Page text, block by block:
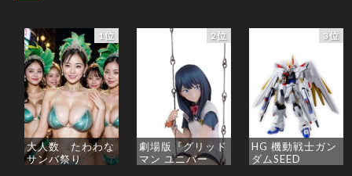
1位
大人数 たわわな
サンバ祭り
2位
劇場版『グリッド
マン ユニバー
3位
HG 機動戦士ガン
ダムSEED